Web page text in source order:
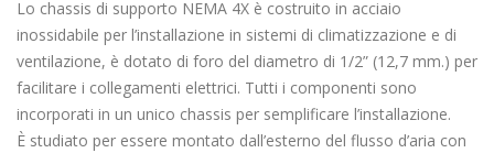
Lo chassis di supporto NEMA 4X è costruito in acciaio
inossidabile per l’installazione in sistemi di climatizzazione e di
ventilazione, è dotato di foro del diametro di 1/2” (12,7 mm.) per
facilitare i collegamenti elettrici. Tutti i componenti sono
incorporati in un unico chassis per semplificare l’installazione.
È studiato per essere montato dall’esterno del flusso d’aria con